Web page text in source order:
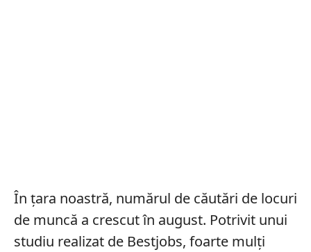
În țara noastră, numărul de căutări de locuri
de muncă a crescut în august. Potrivit unui
studiu realizat de Bestjobs, foarte mulți